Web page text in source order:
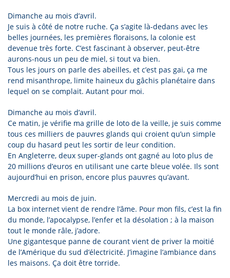
Dimanche au mois d’avril.
Je suis à côté de notre ruche. Ça s’agite là-dedans avec les
belles journées, les premières floraisons, la colonie est
devenue très forte. C’est fascinant à observer, peut-être
aurons-nous un peu de miel, si tout va bien.
Tous les jours on parle des abeilles, et c’est pas gai, ça me
rend misanthrope, limite haineux du gâchis planétaire dans
lequel on se complait. Autant pour moi.
Dimanche au mois d’avril.
Ce matin, je vérifie ma grille de loto de la veille, je suis comme
tous ces milliers de pauvres glands qui croient qu’un simple
coup du hasard peut les sortir de leur condition.
En Angleterre, deux super-glands ont gagné au loto plus de
20 millions d’euros en utilisant une carte bleue volée. Ils sont
aujourd’hui en prison, encore plus pauvres qu’avant.
Mercredi au mois de juin.
La box internet vient de rendre l’âme. Pour mon fils, c’est la fin
du monde, l’apocalypse, l’enfer et la désolation ; à la maison
tout le monde râle, j’adore.
Une gigantesque panne de courant vient de priver la moitié
de l’Amérique du sud d’électricité. J’imagine l’ambiance dans
les maisons. Ça doit être torride.